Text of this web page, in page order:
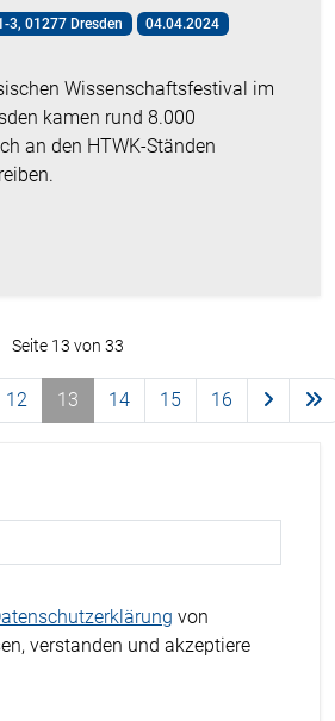
3, 01277 Dresden 04.04.2024
Wissenschaftsfestival im
kamen rund 8.000
an den HTWK-Ständen
Seite 13 von 33
12 13 14 15 16
von
verstanden und akzeptiere